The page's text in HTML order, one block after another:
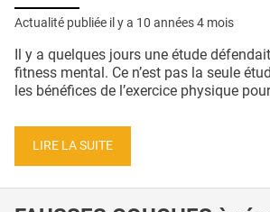
Actualité publiée il y a 10 années 4 mois
Il y a quelques jours une étude
fitness mental. Ce n’est pas la seule
les bénéfices de l’exercice physique
LIRE LA SUITE